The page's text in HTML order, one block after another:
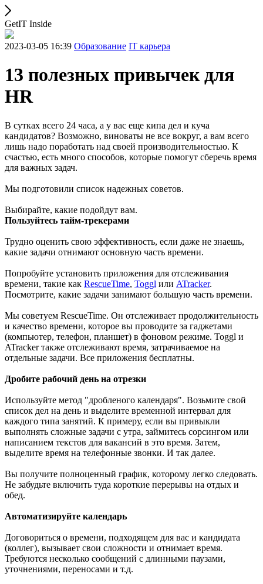
GetIT Inside
2023-03-05 16:39 Образование IT карьера
13 полезных привычек для
HR
В сутках всего 24 часа, а у вас еще кипа дел и куча
кандидатов? Возможно, виноваты не все вокруг, а вам всего
лишь надо поработать над своей производительностью. К
счастью, есть много способов, которые помогут сберечь время
для важных задач.
Мы подготовили список надежных советов.
Выбирайте, какие подойдут вам.
Пользуйтесь тайм-трекерами
Трудно оценить свою эффективность, если даже не знаешь,
какие задачи отнимают основную часть времени.
Попробуйте установить приложения для отслеживания
времени, такие как RescueTime, Toggl или ATracker.
Посмотрите, какие задачи занимают большую часть времени.
Мы советуем RescueTime. Он отслеживает продолжительность
и качество времени, которое вы проводите за гаджетами
(компьютер, телефон, планшет) в фоновом режиме. Toggl и
ATracker также отслеживают время, затрачиваемое на
отдельные задачи. Все приложения бесплатны.
Дробите рабочий день на отрезки
Используйте метод "дробленого календаря". Возьмите свой
список дел на день и выделите временной интервал для
каждого типа занятий. К примеру, если вы привыкли
выполнять сложные задачи с утра, займитесь сорсингом или
написанием текстов для вакансий в это время. Затем,
выделите время на телефонные звонки. И так далее.
Вы получите полноценный график, которому легко следовать.
Не забудьте включить туда короткие перерывы на отдых и
обед.
Автоматизируйте календарь
Договориться о времени, подходящем для вас и кандидата
(коллег), вызывает свои сложности и отнимает время.
Требуются несколько сообщений с длинными паузами,
уточнениями, переносами и т.д.